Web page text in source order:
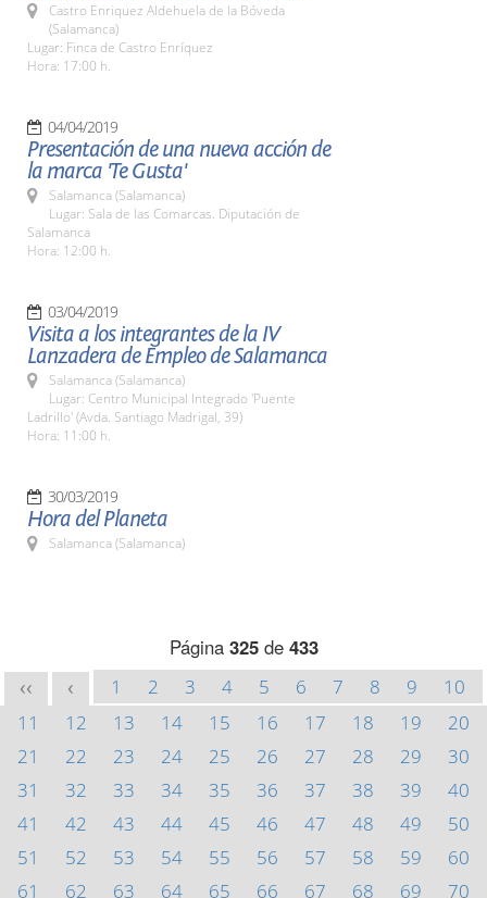
Castro Enriquez Aldehuela de la Bóveda
(Salamanca)
Lugar: Finca de Castro Enríquez
Hora: 17:00 h.
04/04/2019
Presentación de una nueva acción de
la marca 'Te Gusta'
Salamanca (Salamanca)
Lugar: Sala de las Comarcas. Diputación de
Salamanca
Hora: 12:00 h.
03/04/2019
Visita a los integrantes de la IV
Lanzadera de Empleo de Salamanca
Salamanca (Salamanca)
Lugar: Centro Municipal Integrado 'Puente
Ladrillo' (Avda. Santiago Madrigal, 39)
Hora: 11:00 h.
30/03/2019
Hora del Planeta
Salamanca (Salamanca)
Página 325de 433
<< < 1 2 3 4 5 6 7 8 9
10
11
12 13 14 15 16 17 18 19
20
21
22 23 24 25 26 27 28 29
30
31
32 33 34 35 36 37 38 39
40
41
42 43 44 45 46 47 48 49
50
51
52 53 54 55 56 57 58 59
60
61
62 63 64 65 66 67 68 69
70